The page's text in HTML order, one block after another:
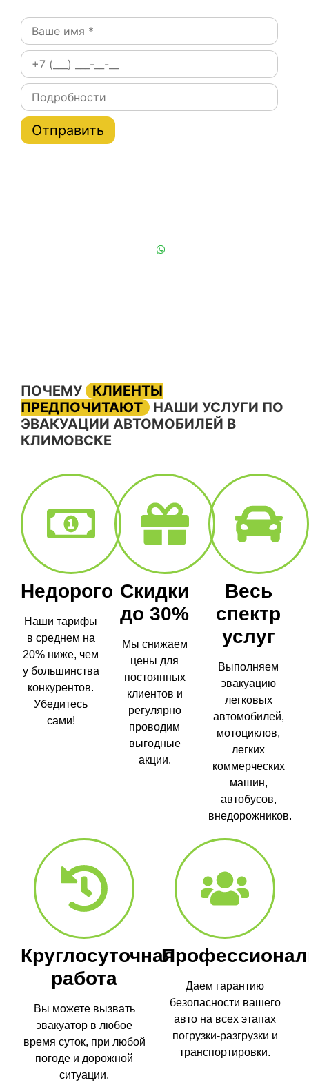
ПОЧЕМУ
КЛИЕНТЫ
ПРЕДПОЧИТАЮТ
НАШИ УСЛУГИ ПО
ЭВАКУАЦИИ АВТОМОБИЛЕЙ В
КЛИМОВСКЕ
Недорого
Наши тарифы
в среднем на
20% ниже, чем
у большинства
конкурентов.
Убедитесь
сами!
Скидки
до 30%
Мы снижаем
цены для
постоянных
клиентов и
регулярно
проводим
выгодные
акции.
Весь
спектр
услуг
Выполняем
эвакуацию
легковых
автомобилей,
мотоциклов,
легких
коммерческих
машин,
автобусов,
внедорожников.
Круглосуточная
работа
Вы можете вызвать
эвакуатор в любое
время суток, при любой
погоде и дорожной
ситуации.
Даем гарантию
безопасности вашего
авто на всех этапах
погрузки-разгрузки и
транспортировки.